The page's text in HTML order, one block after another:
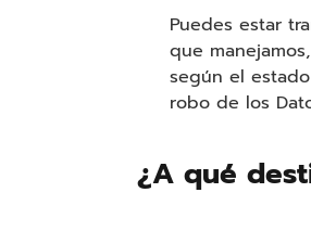
Puedes estar
que
según el
robo de los
¿A qué